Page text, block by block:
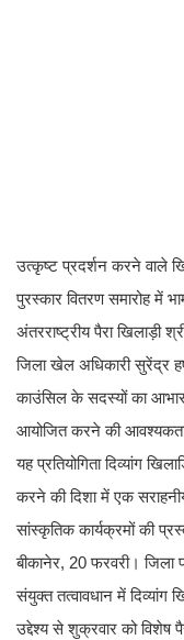
उत्कृष्ट प्रदर्शन करने वाले
पुरस्कार वितरण समारोह में
अंतरराष्ट्रीय पैरा खिलाड़ी
जिला खेल अधिकारी सुरेंद्र
काउंसिल के सदस्यों का
आयोजित करने की आवश्यकता
यह प्रतियोगिता दिव्यांग
करने की दिशा में एक
सांस्कृतिक कार्यक्रमों की
बीकानेर, 20 फरवरी।
संयुक्त तत्वावधान में दिव्यांग
उद्देश्य से शुक्रवार को विशेष